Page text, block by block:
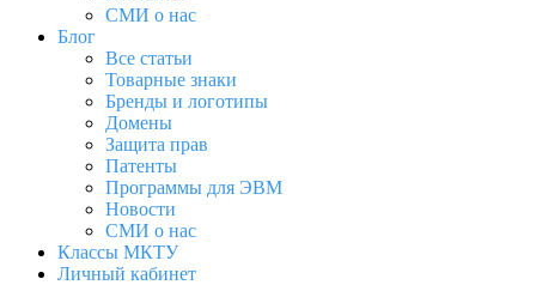
СМИ о нас
Блог
Все статьи
Товарные знаки
Бренды и логотипы
Домены
Защита прав
Патенты
Программы для ЭВМ
Новости
СМИ о нас
Классы МКТУ
Личный кабинет